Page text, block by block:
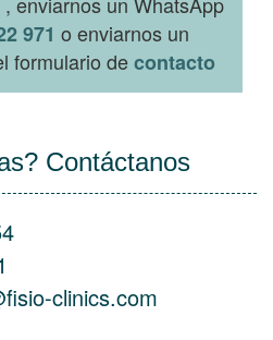
971 o enviarnos un
formulario decontacto
Contáctanos
clinics.com